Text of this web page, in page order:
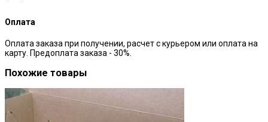
Оплата
Оплата заказа при получении, расчет с курьером или оплата на
карту. Предоплата заказа - 30%.
Похожие товары